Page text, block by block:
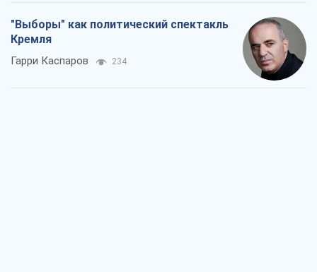
"Выборы" как политический спектакль
Кремля
Гарри Каспаров 234